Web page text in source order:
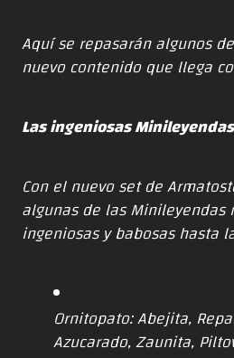
Aquí se repasarán algunos
nuevo contenido que llega
Las ingeniosas
Con el nuevo set de
algunas de las Minileyendas
ingeniosas y babosas hasta
Ornitopato: Abejita,
Azucarado, Zaunita,